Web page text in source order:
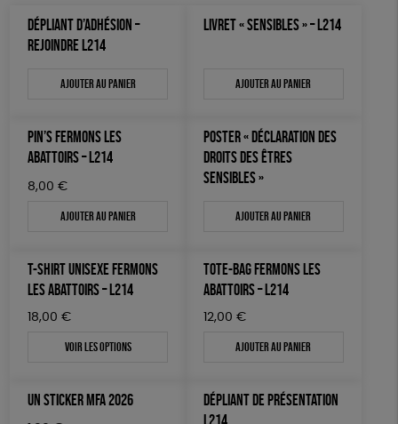
OUTILS MILITANTS
CARTES
BROCHURES
OUTILS ÉDUCATIFS
AUTRES OUTILS ÉDUCATIFS
CUISINE / NUTRITION
Par défaut
Nouveauté
Disponibilité
Prix
0 € - 50 €
100 € - 150 €
150 € - 200 €
DÉPLIANT D’ADHÉSION –
REJOINDRE L214
Ajouter au panier
LIVRET « SENSIBLES » – L214
Ajouter au panier
PIN’S FERMONS LES
ABATTOIRS – L214
8,00 €
Ajouter au panier
POSTER « DÉCLARATION DES
DROITS DES ÊTRES
SENSIBLES »
Ajouter au panier
T-SHIRT UNISEXE FERMONS
LES ABATTOIRS – L214
18,00 €
Voir les options
TOTE-BAG FERMONS LES
ABATTOIRS – L214
12,00 €
Ajouter au panier
UN STICKER MFA 2026
DÉPLIANT DE PRÉSENTATION
L214